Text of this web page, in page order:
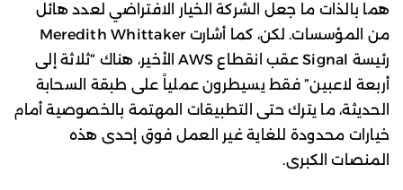
هما بالذات ما جعل الشركة الخيار الافتراضي لعدد هائل
من المؤسسات. لكن، كما أشارت Meredith Whittaker
رئيسة Signal عقب انقطاع AWS الأخير، هناك “ثلاثة إلى
أربعة لاعبين” فقط يسيطرون عملياً على طبقة السحابة
الحديثة، ما يترك حتى التطبيقات المهتمة بالخصوصية أمام
خيارات محدودة للغاية غير العمل فوق إحدى هذه
المنصات الكبرى.